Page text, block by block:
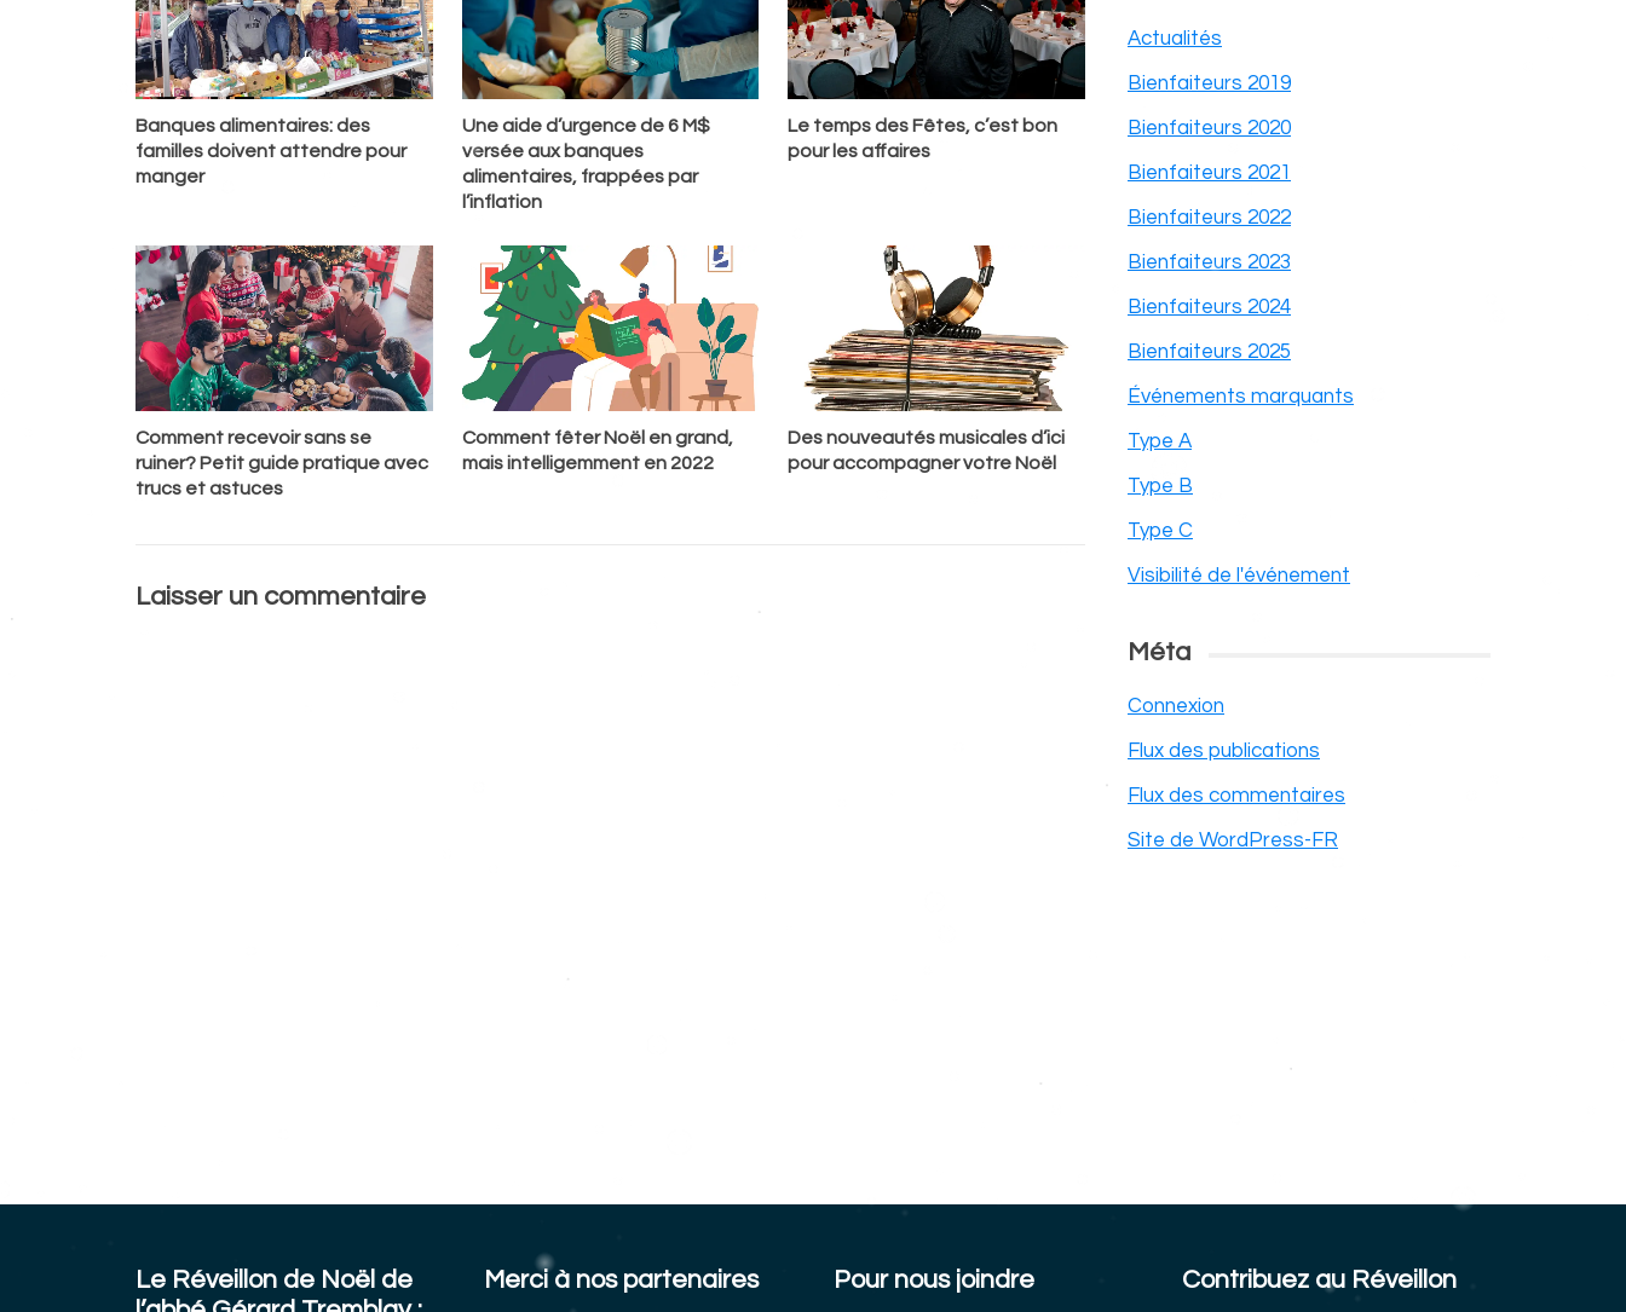
Banques alimentaires: des
familles doivent attendre pour
manger
Une aide d’urgence de 6 M$
versée aux banques
alimentaires, frappées par
l’inflation
Le temps des Fêtes, c’est bon
pour les affaires
Comment recevoir sans se
ruiner? Petit guide pratique avec
trucs et astuces
Comment fêter Noël en grand,
mais intelligemment en 2022
Des nouveautés musicales d’ici
pour accompagner votre Noël
Laisser un commentaire
Actualités
Bienfaiteurs 2019
Bienfaiteurs 2020
Bienfaiteurs 2021
Bienfaiteurs 2022
Bienfaiteurs 2023
Bienfaiteurs 2024
Bienfaiteurs 2025
Événements marquants
Type A
Type B
Type C
Visibilité de l'événement
Méta
Connexion
Flux des publications
Flux des commentaires
Site de WordPress-FR
Le Réveillon de Noël de
Merci à nos partenaires Pour nous joindre Contribuez au Réveillon